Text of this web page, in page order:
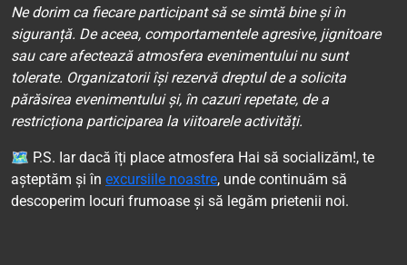
Ne dorim ca fiecare participant să se simtă bine și în
siguranță. De aceea, comportamentele agresive, jignitoare
sau care afectează atmosfera evenimentului nu sunt
tolerate. Organizatorii își rezervă dreptul de a solicita
părăsirea evenimentului și, în cazuri repetate, de a
restricționa participarea la viitoarele activități.
🗺 P.S. Iar dacă îți place atmosfera Hai să socializăm!, te
așteptăm și în excursiile noastre, unde continuăm să
descoperim locuri frumoase și să legăm prietenii noi.